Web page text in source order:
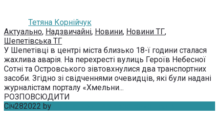
Тетяна Корнійчук
Актуально, Надзвичайні, Новини, Новини ТГ,
Шепетівська ТГ
У Шепетівці в центрі міста близько 18-ї години сталася
жахлива аварія. На перехресті вулиць Героїв Небесної
Сотні та Островського зівтовхнулися два транспортних
засоби. Згідно зі свідченнями очевидців, які були надані
журналістам порталу «Хмельни...
РОЗПОВСЮДИТИ
Січ282022 by